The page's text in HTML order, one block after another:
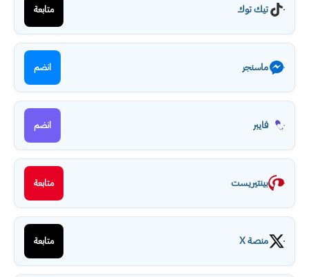
تيك توك متابعة
ماسنجر انضم
فايبر انضم
بينتيريست متابعة
منصة X متابعة